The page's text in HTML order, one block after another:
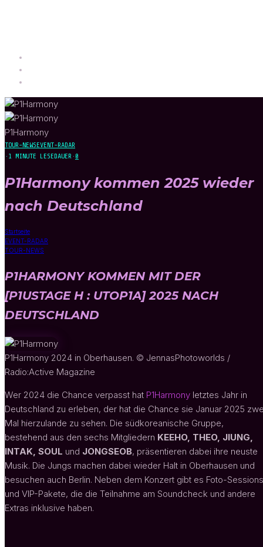
P1Harmony
TOUR-NEWSEVENT-RADAR
· 1 MINUTE LESEDAUER · 0
P1Harmony kommen 2025 wieder
nach Deutschland
Startseite
EVENT-RADAR
TOUR-NEWS
P1HARMONY KOMMEN MIT DER
[P1USTAGE H : UTOP1A] 2025 NACH
DEUTSCHLAND
P1Harmony 2024 in Oberhausen. © JennasPhotoworlds /
Radio:Active Magazine
Wer 2024 die Chance verpasst hat P1Harmony letztes Jahr in
Deutschland zu erleben, der hat die Chance sie Januar 2025
Mal hierzulande zu sehen. Die südkoreanische Gruppe,
bestehend aus den sechs Mitgliedern KEEHO, THEO, JIUNG,
INTAK, SOUL und JONGSEOB, präsentieren dabei ihre neuste
Musik. Die Jungs machen dabei wieder Halt in Oberhausen und
besuchen auch Berlin. Neben dem Konzert gibt es Foto-Sessions
und VIP-Pakete, die die Teilnahme am Soundcheck und andere
Extras inklusive haben.